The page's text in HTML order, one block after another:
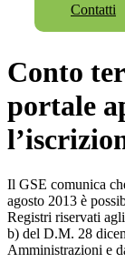
Contatti
Conto
portale
Il GSE comunica
agosto 2013 è
Registri riservati
b) del D.M. 28
Amministrazioni e